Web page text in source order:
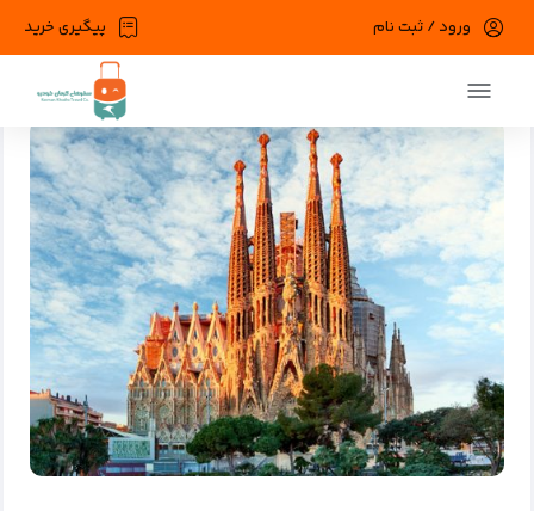
پیگیری خرید ورود / ثبت نام